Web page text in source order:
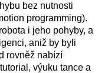
bez nutnosti
programming).
i jeho pohyby, a
aniž by byli
rovněž nabízí
výuku tance a